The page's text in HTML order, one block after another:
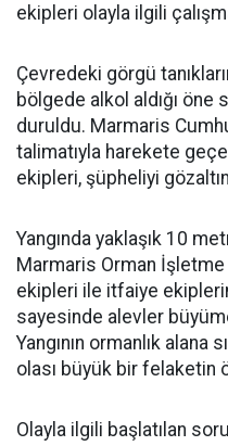
ekipleri olayla ilgili
Çevredeki görgü
bölgede alkol aldığı öne
duruldu. Marmaris
talimatıyla harekete
ekipleri, şüpheliyi
Yangında yaklaşık 10
Marmaris Orman İşletme
ekipleri ile itfaiye
sayesinde alevler
Yangının ormanlık
olası büyük bir felaketin
Olayla ilgili başlatılan